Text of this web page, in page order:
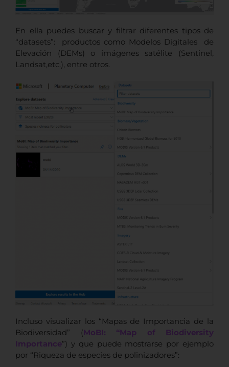
En ella puedes buscar y filtrar diferentes tipos de
“datasets”: productos como Modelos Digitales de
Elevación (DEMs) o imágenes satélite (Sentinel,
Landsat,etc.), entre otros.
Incluso visualizar los “Mapas de Importancia de la
Biodiversidad” (MoBI: “Map of Biodiversity
Importance”) y que puede mostrarse por ejemplo
por “Riqueza de especies de polinizadores”: